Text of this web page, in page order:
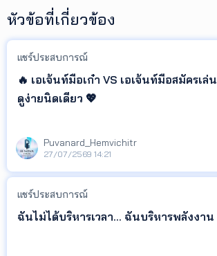
หัวข้อที่เกี่ยวข้อง
แชร์ประสบการณ์
🔥 เอเจ้นท์มือเก๋า VS เอเจ้นท์มือสมัครเล่น
ดูง่ายนิดเดียว 💖
Puvanard_Hemvichitr
27/07/2569 14:21
แชร์ประสบการณ์
ฉันไม่ได้บริหารเวลา... ฉันบริหารพลังงาน